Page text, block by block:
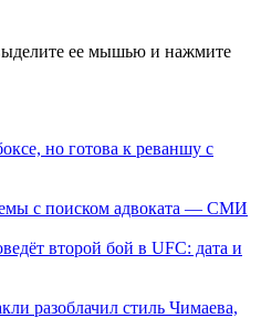
ее мышью и нажмите
но готова к реваншу с
с поиском адвоката — СМИ
второй бой в UFC: дата и
разоблачил стиль Чимаева,